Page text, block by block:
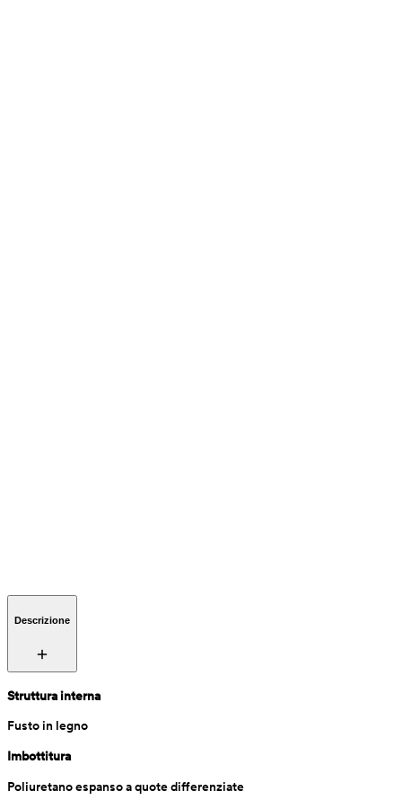
Descrizione
Struttura interna
Fusto in legno
Imbottitura
Poliuretano espanso a quote differenziate